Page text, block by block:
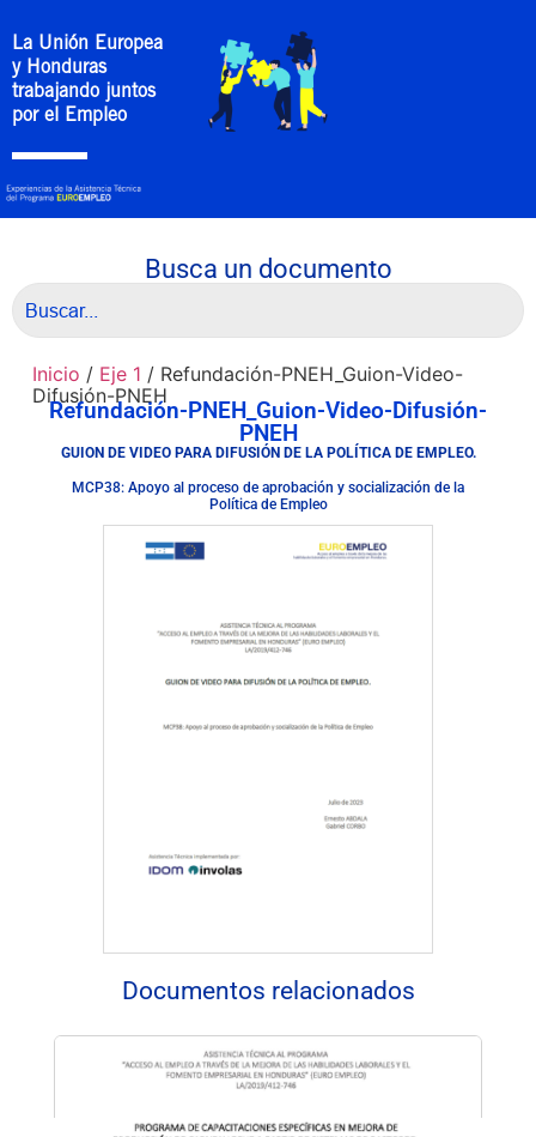
La Unión Europea
y Honduras
trabajando juntos
por el Empleo
Busca un documento
Inicio / Eje 1 / Refundación-PNEH_Guion-Video-
Difusión-PNEH
Refundación-PNEH_Guion-Video-Difusión-
PNEH
GUION DE VIDEO PARA DIFUSIÓN DE LA POLÍTICA DE EMPLEO.
MCP38: Apoyo al proceso de aprobación y socialización de la
Política de Empleo
Descargar Documento
Documentos relacionados